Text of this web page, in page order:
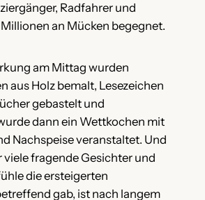
Radfahrer und
an Mücken begegnet.
am Mittag wurden
aus Holz bemalt, Lesezeichen
gebastelt und
dann ein Wettkochen mit
Nachspeise veranstaltet. Und
viele fragende Gesichter und
die ersteigerten
gab, ist nach langem